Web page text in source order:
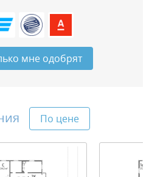
мне одобрят
По цене